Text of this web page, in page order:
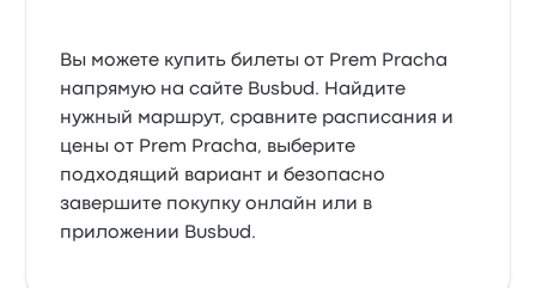
Вы можете купить билеты от Prem Pracha
напрямую на сайте Busbud. Найдите
нужный маршрут, сравните расписания и
цены от Prem Pracha, выберите
подходящий вариант и безопасно
завершите покупку онлайн или в
приложении Busbud.